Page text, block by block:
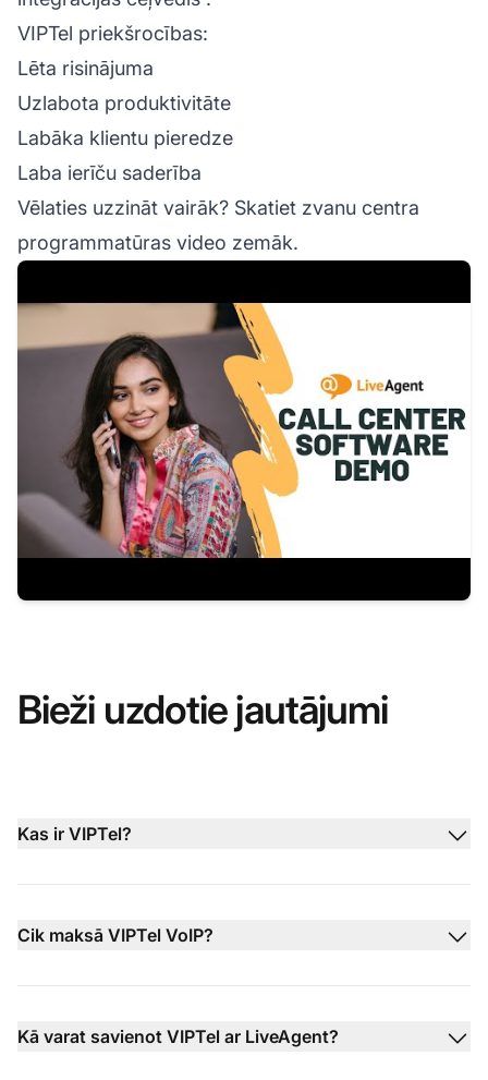
VIPTel priekšrocības:
Lēta risinājuma
Uzlabota produktivitāte
Labāka klientu pieredze
Laba ierīču saderība
Vēlaties uzzināt vairāk? Skatiet zvanu centra
programmatūras video zemāk.
Bieži uzdotie jautājumi
Kas ir VIPTel?
Cik maksā VIPTel VoIP?
Kā varat savienot VIPTel ar LiveAgent?